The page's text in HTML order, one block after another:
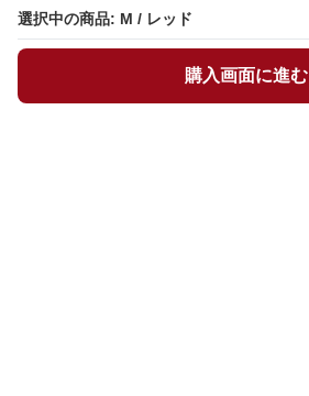
選択中の商品: M / レッド
購入画面に進む
選択中の商品: M / レッド
購入画面に進む